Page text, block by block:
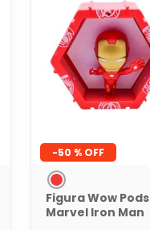
-50 %
Figura Wow Pods
Marvel Iron Man